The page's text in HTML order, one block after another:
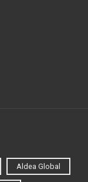
Aldea Global